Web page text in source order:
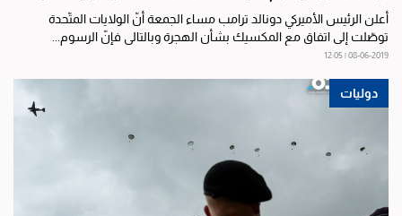
أعلن الرئيس الأميركي دونالد ترامب مساء الجمعة أنّ الولايات المتّحدة
توصّلت إلى اتفاق مع المكسيك بشأن الهجرة وبالتالي فإنّ الرسوم...
08-06-2019 | 12:05
دوليات